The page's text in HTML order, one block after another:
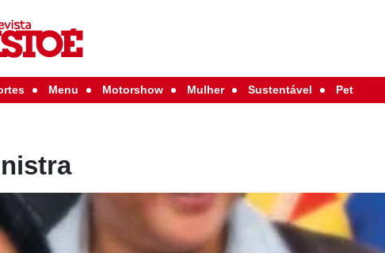
Menu Motorshow Mulher Sustentável Pet